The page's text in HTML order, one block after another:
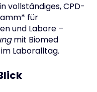
vollständiges, CPD-
für
und Labore –
mit Biomed
Laboralltag.